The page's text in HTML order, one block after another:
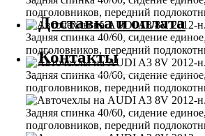
Доставка и оплата
Контакты